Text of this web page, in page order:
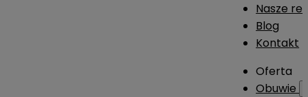
Nasze
Blog
Kontakt
Oferta
Obuwie